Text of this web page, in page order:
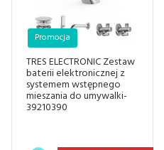
TRES ELECTRONIC Zestaw
baterii elektronicznej z
systemem wstępnego
mieszania do umywalki-
39210390
Promocja